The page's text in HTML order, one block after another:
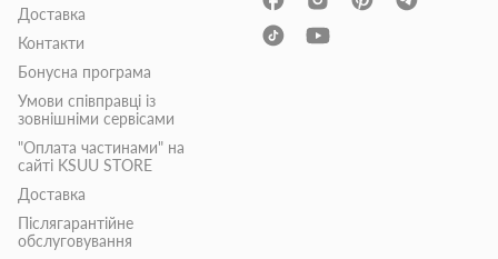
Доставка
Контакти
Бонусна програма
Умови співправці із
зовнішніми сервісами
"Оплата частинами" на
сайті KSUU STORE
Доставка
Післягарантійне
обслуговування